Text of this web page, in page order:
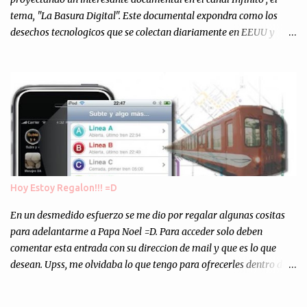
tema, "La Basura Digital". Este documental expondra como los
desechos tecnologicos que se colectan diariamente en EEUU y
Asi, todos los residuos sonincinerados produciendo lo que los
ambientalistas llaman "La Pesadilla de la Edad Cibernetica". La
transmision es el Domingo 2 de diciembre a las 21:00 hs. Me
parecio muy interesante, no creo que lo pueda ver por la hora, asi
que los comentarios los dejo en sus manos...
Hoy Estoy Regalon!!! =D
En un desmedido esfuerzo se me dio por regalar algunas cositas
para adelantarme a Papa Noel =D. Para acceder solo deben
comentar esta entrada con su direccion de mail y que es lo que
desean. Upss, me olvidaba lo que tengo para ofrecerles dentro de